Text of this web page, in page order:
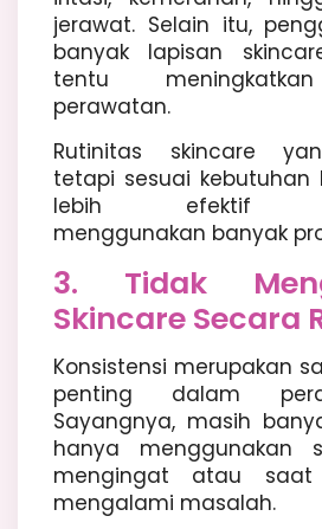
jerawat. Selain itu,
banyak lapisan
tentu
perawatan.
Rutinitas skincare
tetapi sesuai kebutuhan
lebih efektif
menggunakan banyak
3. Tidak
Skincare Secara
Konsistensi merupakan
penting dalam
Sayangnya, masih
hanya menggunakan
mengingat atau
mengalami masalah.